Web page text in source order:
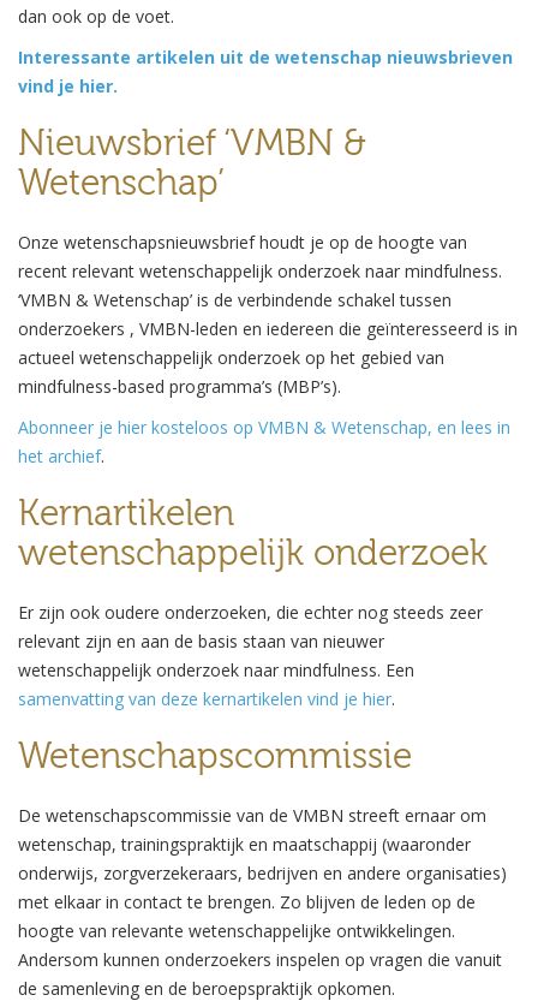
dan ook op de voet.
Interessante artikelen uit de wetenschap nieuwsbrieven
vind je hier.
Nieuwsbrief ‘VMBN &
Wetenschap’
Onze wetenschapsnieuwsbrief houdt je op de hoogte van
recent relevant wetenschappelijk onderzoek naar mindfulness.
‘VMBN & Wetenschap’ is de verbindende schakel tussen
onderzoekers , VMBN-leden en iedereen die geïnteresseerd is in
actueel wetenschappelijk onderzoek op het gebied van
mindfulness-based programma’s (MBP’s).
Abonneer je hier kosteloos op VMBN & Wetenschap, en lees in
het archief.
Kernartikelen
wetenschappelijk onderzoek
Er zijn ook oudere onderzoeken, die echter nog steeds zeer
relevant zijn en aan de basis staan van nieuwer
wetenschappelijk onderzoek naar mindfulness. Een
samenvatting van deze kernartikelen vind je hier.
Wetenschapscommissie
De wetenschapscommissie van de VMBN streeft ernaar om
wetenschap, trainingspraktijk en maatschappij (waaronder
onderwijs, zorgverzekeraars, bedrijven en andere organisaties)
met elkaar in contact te brengen. Zo blijven de leden op de
hoogte van relevante wetenschappelijke ontwikkelingen.
Andersom kunnen onderzoekers inspelen op vragen die vanuit
de samenleving en de beroepspraktijk opkomen.